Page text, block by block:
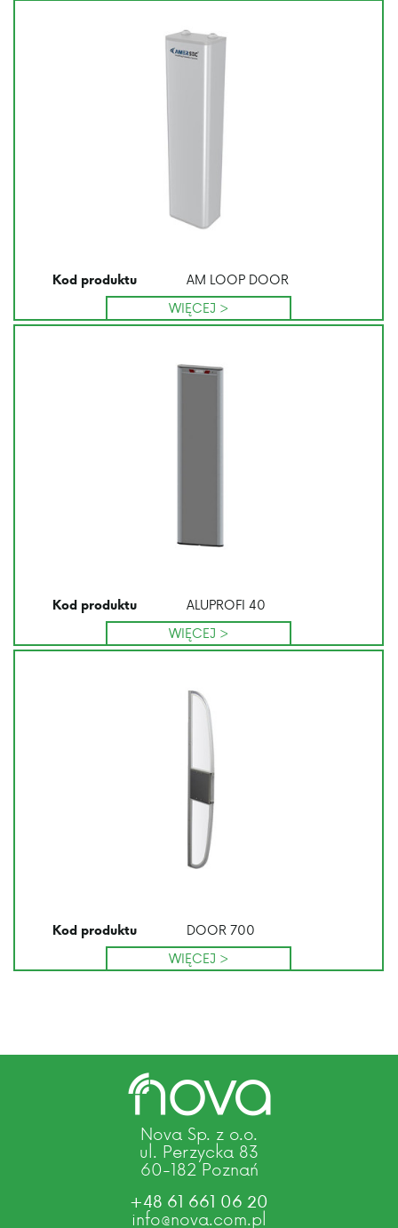
Kod produktu
AM LOOP DOOR
WIĘCEJ >
Kod produktu
ALUPROFI 40
WIĘCEJ >
Kod produktu
DOOR 700
WIĘCEJ >
Nova Sp. z o.o.
ul. Perzycka 83
60-182 Poznań
+48 61 661 06 20
info@nova.com.pl